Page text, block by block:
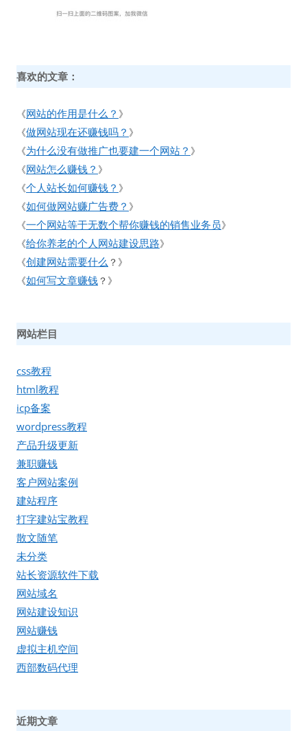
喜欢的文章：
《网站的作用是什么？ 》
《做网站现在还赚钱吗？ 》
《为什么没有做推广也要建一个网站？ 》
《网站怎么赚钱？ 》
《个人站长如何赚钱？ 》
《如何做网站赚广告费？ 》
《一个网站等于无数个帮你赚钱的销售业务员》
《给你养老的个人网站建设思路》
《创建网站需要什么 ？》
《如何写文章赚钱 ？》
网站栏目
css教程
html教程
icp备案
wordpress教程
产品升级更新
兼职赚钱
客户网站案例
建站程序
打字建站宝教程
散文随笔
未分类
站长资源软件下载
网站域名
网站建设知识
网站赚钱
虚拟主机空间
西部数码代理
近期文章